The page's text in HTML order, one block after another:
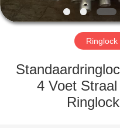
FABRIEK
4 Voet